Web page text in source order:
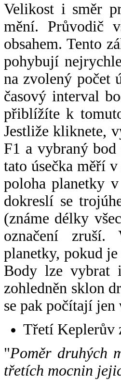
Velikost i směr
mění. Průvodič
obsahem. Tento
pohybují
na zvolený počet
časový interval
přiblížíte k
Jestliže kliknete,
F1 a vybraný
tato úsečka měří
poloha planetky
dokreslí se
(známe délky
označení zruší.
planetky, pokud
Body lze vybrat
zohledněn sklon
se pak počítají
Třetí Keplerův
"Poměr druhých
třetích mocnin